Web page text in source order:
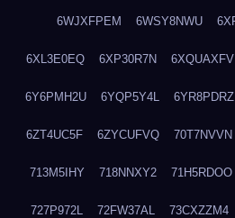
6WJXFPEM 6WSY8NWU
6XL3E0EQ 6XP30R7N 6XQUAXFV
6Y6PMH2U 6YQP5Y4L 6YR8PDRZ
6ZT4UC5F 6ZYCUFVQ 70T7NVVN
713M5IHY 718NNXY2 71H5RDOO
727P972L 72FW37AL 73CXZZM4